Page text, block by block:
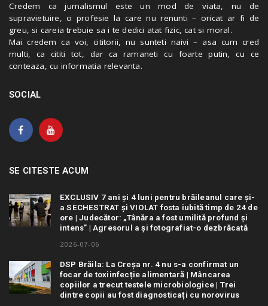
Credem ca jurnalismul este un mod de viata, nu de
supravietuire, o profesie la care nu renunti – oricat ar fi de
greu, si careia trebuie sa i te dedici atat fizic, cat si moral.
Mai credem ca voi, cititorii, nu sunteti naivi – asa cum cred
multi, ca cititi tot, dar ca ramaneti cu foarte putin, cu ce
conteaza, cu informatia relevanta.
SOCIAL
SE CITESTE ACUM
EXCLUSIV 7 ani și 4 luni pentru brăileanul care și-
a SECHESTRAT și VIOLAT fosta iubită timp de 24 de
ore | Judecător: „Tânăra a fost umilită profund și
intens” | Agresorul a și fotografiat-o dezbrăcată
2026-07-06
DSP Brăila: La Creșa nr. 4 nu s-a confirmat un
focar de toxiinfecție alimentară | Mâncarea
copiilor a trecut testele microbiologice | Trei
dintre copii au fost diagnosticați cu norovirus